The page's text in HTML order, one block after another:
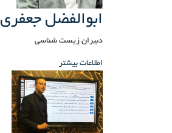
ابوالفضل جعفری
دبیران زیست شناسی
اطلاعات بیشتر